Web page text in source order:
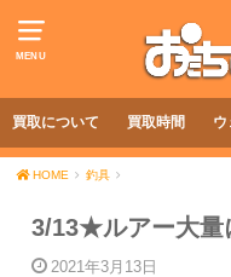
MENU
買取について 買取時間 ウ
HOME 釣具
3/13★ルアー大
2021年3月13日